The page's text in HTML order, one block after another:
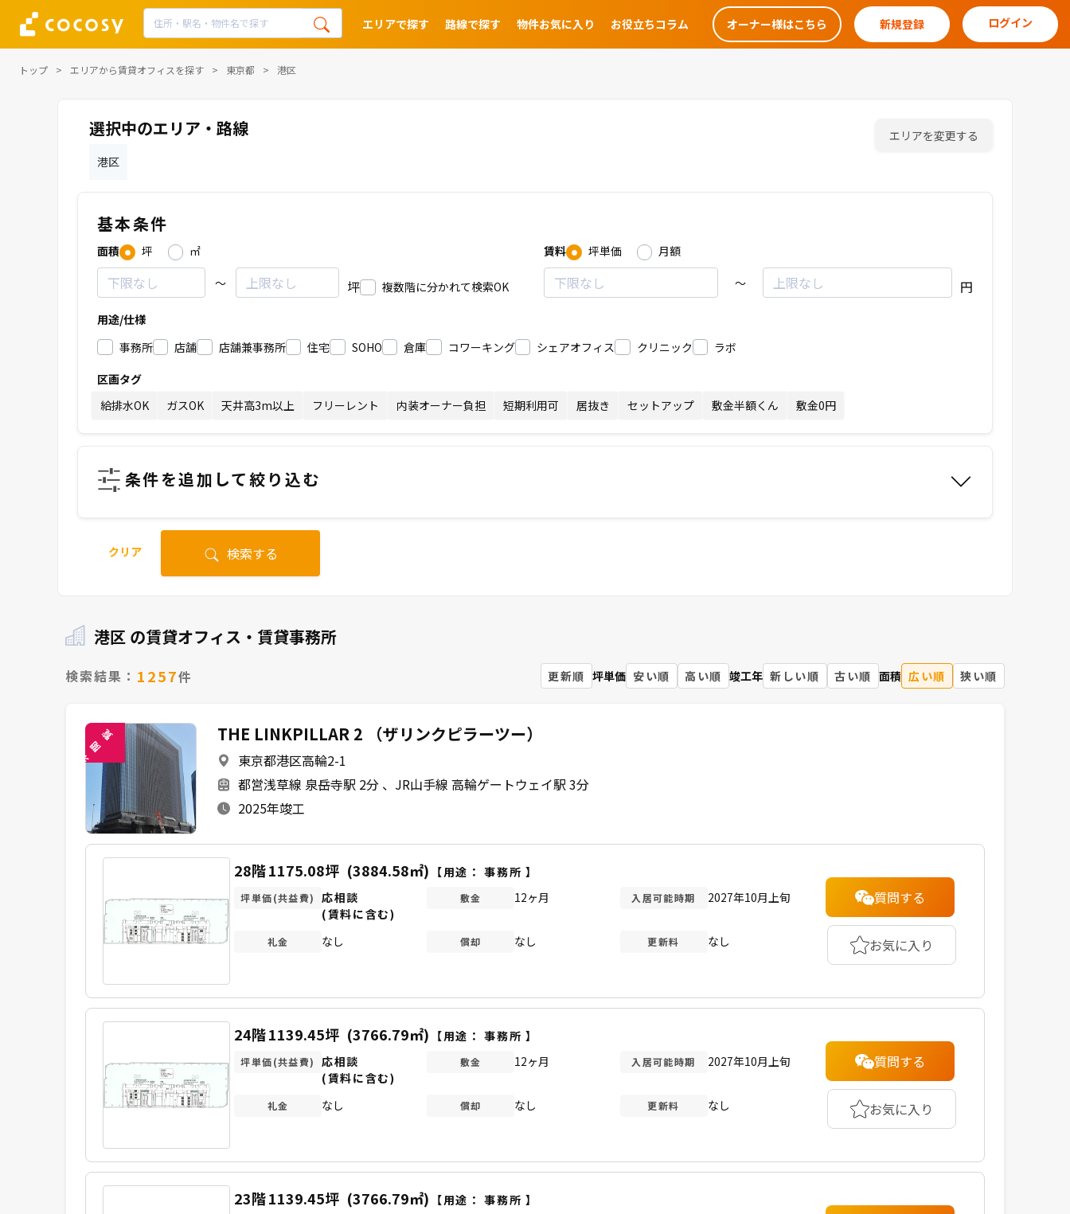
エリアで探す 路線で探す 物件お気に入り お役立ちコラム オーナー様はこちら 新規登録 ログイン
トップ エリアから賃貸オフィスを探す 東京都 港区
選択中のエリア・路線
港区
エリアを変更する
基本条件
面積 坪
㎡
～
坪 複数階に分かれて検索OK
賃料 坪単価
月額
～
円
用途/仕様
事務所
店舗 店舗兼事務所 住宅 SOHO 倉庫 コワーキング シェアオフィス クリニック
ラボ
区画タグ
給排水OK
ガスOK 天井高3m以上 フリーレント 内装オーナー負担 短期利用可 居抜き セットアップ 敷金半額くん 敷金0円
条件を追加して絞り込む
クリア 検索する
港区 の賃貸オフィス・賃貸事務所
検索結果： 1257件 更新順 坪単価 安い順 高い順 竣工年 新しい順 古い順 面積 広い順 狭い順
未
閲
覧 THE LINKPILLAR 2 （ザリンクピラーツー）
東京都港区高輪2-1
都営浅草線 泉岳寺駅 2分
JR山手線 高輪ゲートウェイ駅 3分
2025年竣工
28階1175.08坪 (3884.58㎡) 【用途：事務所 】
坪単価(共益費)
応相談
(賃料に含む)
敷金 12ヶ月 入居可能時期 2027年10月上旬
礼金 なし 償却 なし 更新料 なし
質問する
お気に入り
24階1139.45坪 (3766.79㎡) 【用途：事務所 】
坪単価(共益費)
応相談
(賃料に含む)
敷金 12ヶ月 入居可能時期 2027年10月上旬
礼金 なし 償却 なし 更新料 なし
質問する
お気に入り
23階1139.45坪 (3766.79㎡) 【用途：事務所 】